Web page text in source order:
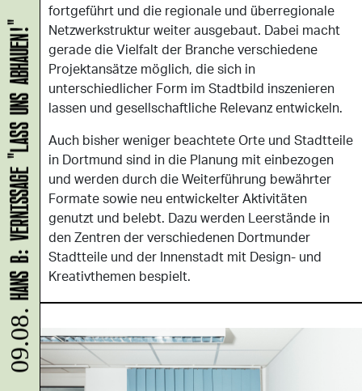
fortgeführt und die regionale und überregionale
Netzwerkstruktur weiter ausgebaut. Dabei macht
gerade die Vielfalt der Branche verschiedene
Projektansätze möglich, die sich in
unterschiedlicher Form im Stadtbild inszenieren
lassen und gesellschaftliche Relevanz entwickeln.
Auch bisher weniger beachtete Orte und Stadtteile
in Dortmund sind in die Planung mit einbezogen
und werden durch die Weiterführung bewährter
Formate sowie neu entwickelter Aktivitäten
genutzt und belebt. Dazu werden Leerstände in
den Zentren der verschiedenen Dortmunder
Stadtteile und der Innenstadt mit Design- und
Kreativthemen bespielt.
09.08.
HANS B: VERNISSAGE "LASS UNS ABHAUEN!"